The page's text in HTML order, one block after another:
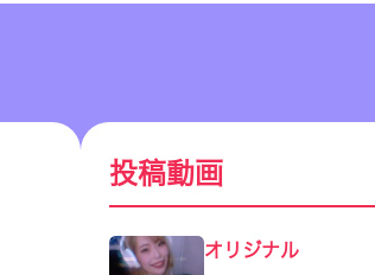
投稿動画
オリジナル